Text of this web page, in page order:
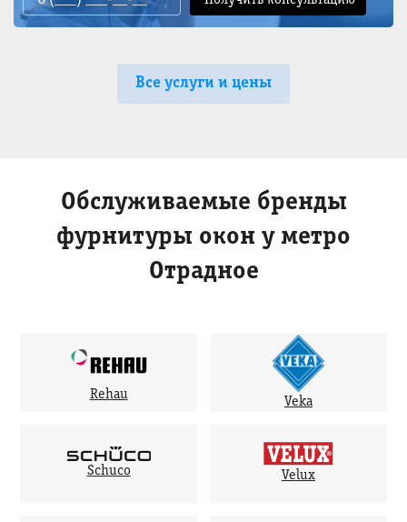
Все услуги и цены
Обслуживаемые бренды
фурнитуры окон у метро
Отрадное
Rehau
Veka
Schuco Velux